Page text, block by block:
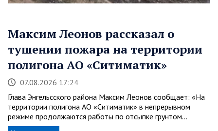
Максим Леонов рассказал о
тушении пожара на территории
полигона АО «Ситиматик»
07.08.2026 17:24
Глава Энгельсского района Максим Леонов сообщает: «На
территории полигона АО «Ситиматик» в непрерывном
режиме продолжаются работы по отсыпке грунтом…